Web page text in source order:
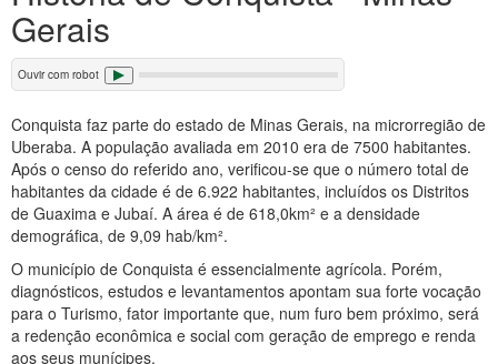
Gerais
Ouvir com robot
Conquista faz parte do estado de Minas Gerais, na microrregião de
Uberaba. A população avaliada em 2010 era de 7500 habitantes.
Após o censo do referido ano, verificou-se que o número total de
habitantes da cidade é de 6.922 habitantes, incluídos os Distritos
de Guaxima e Jubaí. A área é de 618,0km² e a densidade
demográfica, de 9,09 hab/km².
O município de Conquista é essencialmente agrícola. Porém,
diagnósticos, estudos e levantamentos apontam sua forte vocação
para o Turismo, fator importante que, num furo bem próximo, será
a redenção econômica e social com geração de emprego e renda
aos seus munícipes.